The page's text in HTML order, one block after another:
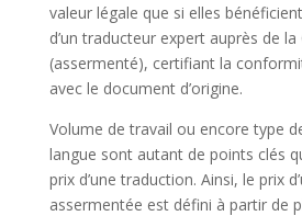
valeur légale que si elles
d’un traducteur expert auprès de la
(assermenté), certifiant la
avec le document d’origine.
Volume de travail ou encore type
langue sont autant de points clés
prix d’une traduction. Ainsi, le prix
assermentée est défini à partir de